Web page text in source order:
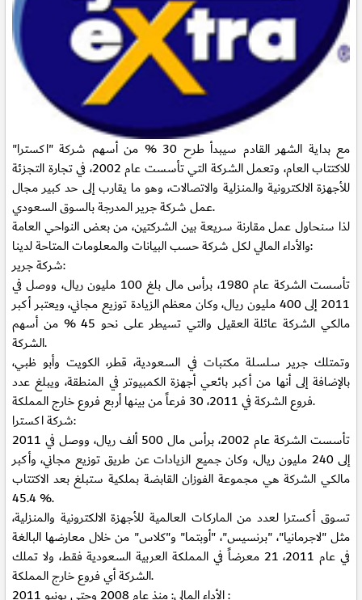
مع بداية الشهر القادم سيبدأ طرح 30 % من أسهم شركة "اكسترا"
للاكتتاب العام، وتعمل الشركة التي تأسست عام 2002، في تجارة التجزئة
للأجهزة الالكترونية والمنزلية والاتصالات، وهو ما يقارب إلى حد كبير مجال
عمل شركة جرير المدرجة بالسوق السعودي.
لذا سنحاول عمل مقارنة سريعة بين الشركتين، من بعض النواحي العامة
والأداء المالي لكل شركة حسب البيانات والمعلومات المتاحة لدينا:
شركة جرير:
تأسست الشركة عام 1980، برأس مال بلغ 100 مليون ريال، ووصل في
2011 إلى 400 مليون ريال، وكان معظم الزيادة توزيع مجاني، ويعتبر أكبر
مالكي الشركة عائلة العقيل والتي تسيطر على نحو 45 % من أسهم
الشركة.
وتمتلك جرير سلسلة مكتبات في السعودية، قطر، الكويت وأبو ظبي،
بالإضافة إلى أنها من أكبر بائعي أجهزة الكمبيوتر في المنطقة، ويبلغ عدد
فروع الشركة في 2011، 30 فرعاً من بينها أربع فروع خارج المملكة.
شركة اكسترا:
تأسست الشركة عام 2002، برأس مال 500 ألف ريال، ووصل في 2011
إلى 240 مليون ريال، وكان جميع الزيادات عن طريق توزيع مجاني، وأكبر
مالكي الشركة هي مجموعة الفوزان القابضة بملكية ستبلغ بعد الاكتتاب
45.4 %.
تسوق أكسترا لعدد من الماركات العالمية للأجهزة الالكترونية والمنزلية،
مثل "لاجرمانيا"، "برنسيس"، "أوبتما" و"كلاس" من خلال معارضها البالغة
في عام 2011، 21 معرضاً في المملكة العربية السعودية فقط، ولا تملك
الشركة أي فروع خارج المملكة.
الأداء المالي:منذ عام 2008 وحتى يونيو 2011 :